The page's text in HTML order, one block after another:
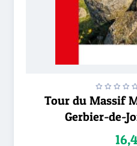
Tour du Massif
Gerbier-de-